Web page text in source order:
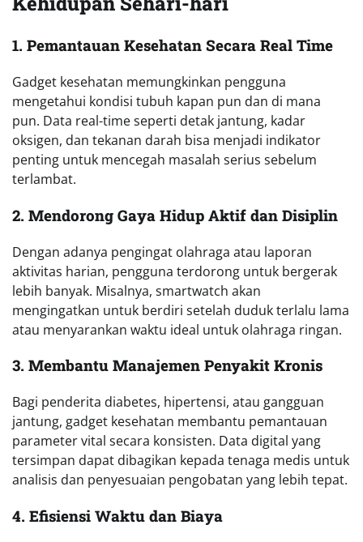
1. Pemantauan Kesehatan Secara Real Time
Gadget kesehatan memungkinkan pengguna
mengetahui kondisi tubuh kapan pun dan di mana
pun. Data real-time seperti detak jantung, kadar
oksigen, dan tekanan darah bisa menjadi indikator
penting untuk mencegah masalah serius sebelum
terlambat.
2. Mendorong Gaya Hidup Aktif dan Disiplin
Dengan adanya pengingat olahraga atau laporan
aktivitas harian, pengguna terdorong untuk bergerak
lebih banyak. Misalnya, smartwatch akan
mengingatkan untuk berdiri setelah duduk terlalu lama
atau menyarankan waktu ideal untuk olahraga ringan.
3. Membantu Manajemen Penyakit Kronis
Bagi penderita diabetes, hipertensi, atau gangguan
jantung, gadget kesehatan membantu pemantauan
parameter vital secara konsisten. Data digital yang
tersimpan dapat dibagikan kepada tenaga medis untuk
analisis dan penyesuaian pengobatan yang lebih tepat.
4. Efisiensi Waktu dan Biaya